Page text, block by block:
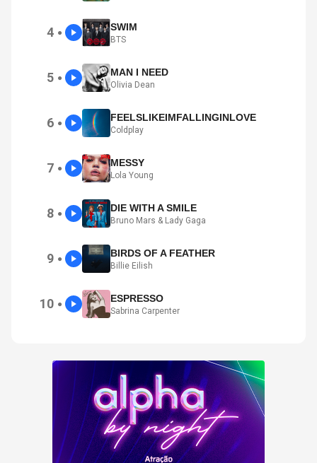
4 ● SWIM
BTS
5 ● MAN I NEED
Olivia Dean
6 ● FEELSLIKEIMFALLINGINLOVE
Coldplay
7 ● MESSY
Lola Young
8 ● DIE WITH A SMILE
Bruno Mars & Lady Gaga
9 ● BIRDS OF A FEATHER
Billie Eilish
10 ● ESPRESSO
Sabrina Carpenter